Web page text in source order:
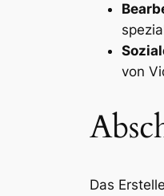
von
Das